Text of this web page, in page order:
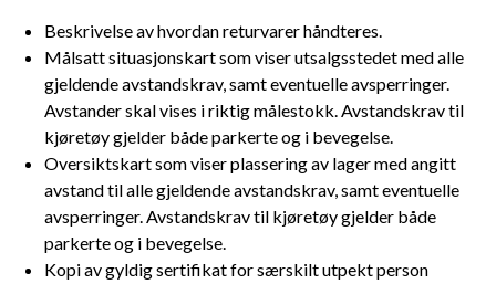
Beskrivelse av hvordan returvarer håndteres.
Målsatt situasjonskart som viser utsalgsstedet med alle
gjeldende avstandskrav, samt eventuelle avsperringer.
Avstander skal vises i riktig målestokk. Avstandskrav til
kjøretøy gjelder både parkerte og i bevegelse.
Oversiktskart som viser plassering av lager med angitt
avstand til alle gjeldende avstandskrav, samt eventuelle
avsperringer. Avstandskrav til kjøretøy gjelder både
parkerte og i bevegelse.
Kopi av gyldig sertifikat for særskilt utpekt person